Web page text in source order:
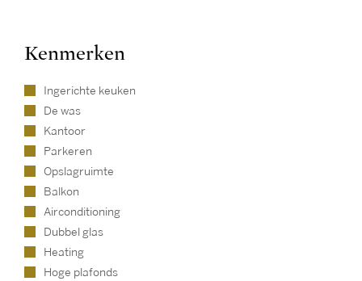
Kenmerken
Ingerichte keuken
De was
Kantoor
Parkeren
Opslagruimte
Balkon
Airconditioning
Dubbel glas
Heating
Hoge plafonds